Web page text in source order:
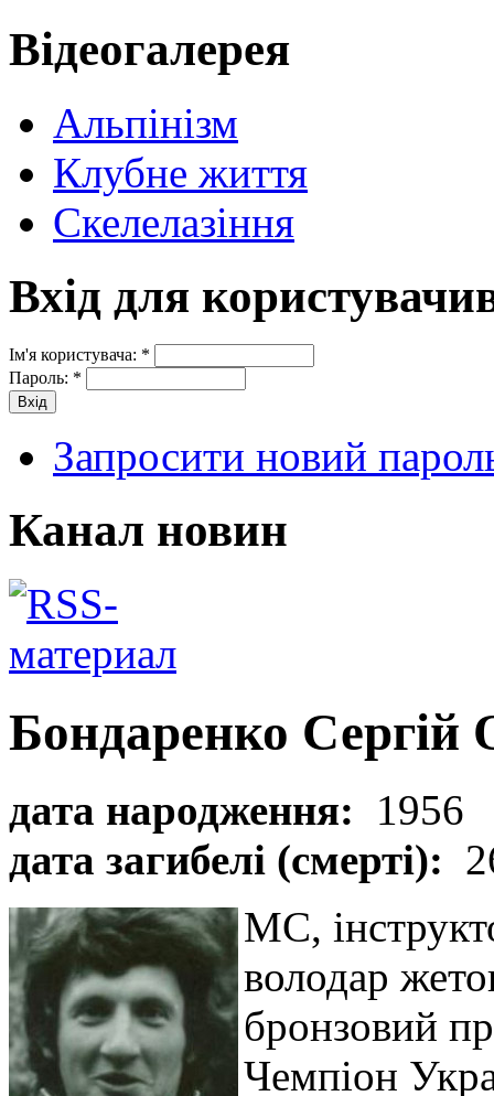
Відеогалерея
Альпінізм
Клубне життя
Скелелазіння
Вхід для
Ім'я користувача: *
Пароль: *
Запросити новий
Канал новин
Бондаренко Сергій
дата народження:
1956
дата загибелі (смерті):
МС,
володар
бронзовий
Чемпіон